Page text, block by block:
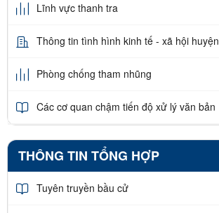
Lĩnh vực thanh tra
Thông tin tình hình kinh tế - xã hội huyện
Phòng chống tham nhũng
Các cơ quan chậm tiến độ xử lý văn bản
THÔNG TIN TỔNG HỢP
Tuyên truyền bầu cử